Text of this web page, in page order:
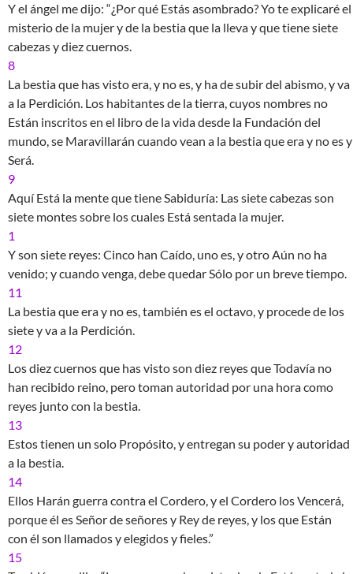
Y el ángel me dijo: “¿Por qué Estás asombrado? Yo te explicaré el
misterio de la mujer y de la bestia que la lleva y que tiene siete
cabezas y diez cuernos.
8
La bestia que has visto era, y no es, y ha de subir del abismo, y va
a la Perdición. Los habitantes de la tierra, cuyos nombres no
Están inscritos en el libro de la vida desde la Fundación del
mundo, se Maravillarán cuando vean a la bestia que era y no es y
Será.
9
Aquí Está la mente que tiene Sabiduría: Las siete cabezas son
siete montes sobre los cuales Está sentada la mujer.
1
Y son siete reyes: Cinco han Caído, uno es, y otro Aún no ha
venido; y cuando venga, debe quedar Sólo por un breve tiempo.
11
La bestia que era y no es, también es el octavo, y procede de los
siete y va a la Perdición.
12
Los diez cuernos que has visto son diez reyes que Todavía no
han recibido reino, pero toman autoridad por una hora como
reyes junto con la bestia.
13
Estos tienen un solo Propósito, y entregan su poder y autoridad
a la bestia.
14
Ellos Harán guerra contra el Cordero, y el Cordero los Vencerá,
porque él es Señor de señores y Rey de reyes, y los que Están
con él son llamados y elegidos y fieles.”
15